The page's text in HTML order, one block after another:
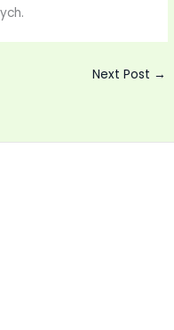
Next Post →